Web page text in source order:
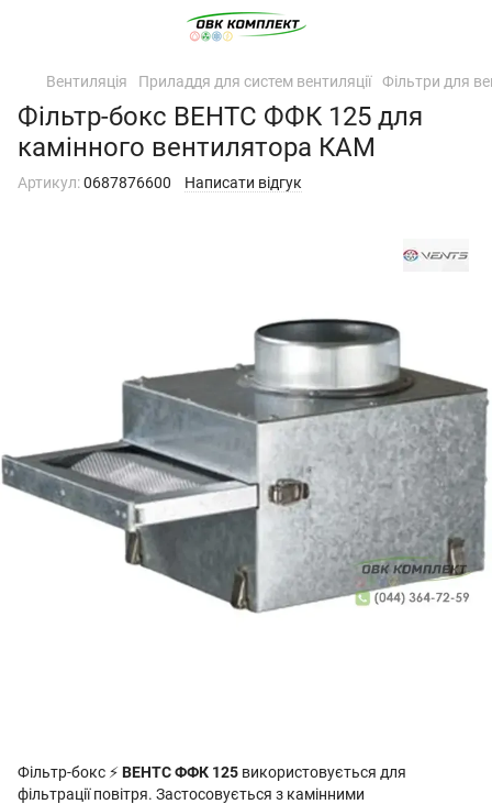
Вентиляція Приладдя для систем вентиляції Фільтри для
Фільтр-бокс ВЕНТС ФФК 125 для
камінного вентилятора КАМ
Артикул:0687876600 Написати відгук
Фільтр-бокс ⚡ ВЕНТС ФФК 125 використовується для
фільтрації повітря. Застосовується з камінними